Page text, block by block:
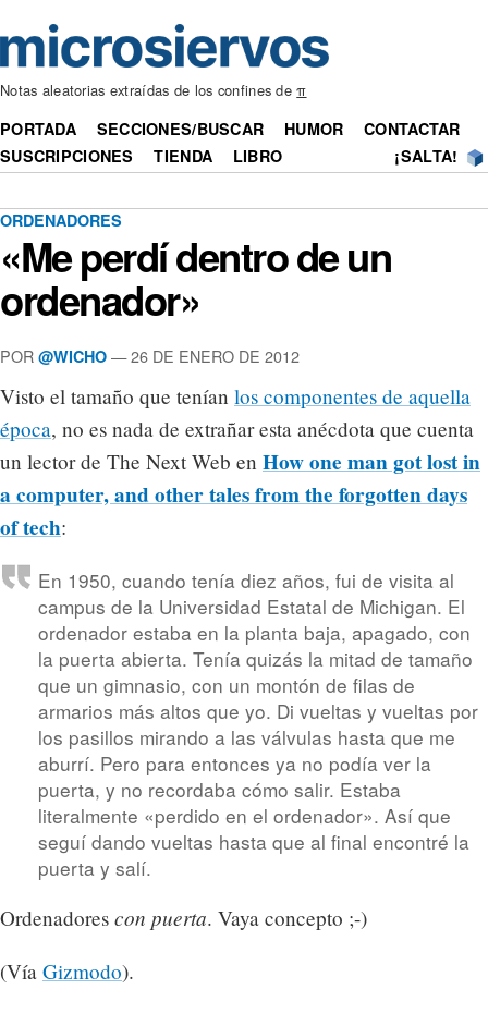
Notas aleatorias extraídas de los confines deπ
PORTADA SECCIONES/BUSCAR HUMOR
CONTACTAR
SUSCRIPCIONES
TIENDA LIBRO ¡SALTA!
ORDENADORES
«Me perdí dentro de un
ordenador»
POR @WICHO — 26 DE ENERO DE 2012
Visto el tamaño que tenían los componentes de aquella
época, no es nada de extrañar esta anécdota que cuenta
un lector de The Next Web en How one man got lost in
a computer, and other tales from the forgotten days
of tech:
En 1950, cuando tenía diez años, fui de visita al
campus de la Universidad Estatal de Michigan. El
ordenador estaba en la planta baja, apagado, con
la puerta abierta. Tenía quizás la mitad de tamaño
que un gimnasio, con un montón de filas de
armarios más altos que yo. Di vueltas y vueltas por
los pasillos mirando a las válvulas hasta que me
aburrí. Pero para entonces ya no podía ver la
puerta, y no recordaba cómo salir. Estaba
literalmente «perdido en el ordenador». Así que
seguí dando vueltas hasta que al final encontré la
puerta y salí.
Ordenadores con puerta. Vaya concepto ;-)
(Vía Gizmodo).